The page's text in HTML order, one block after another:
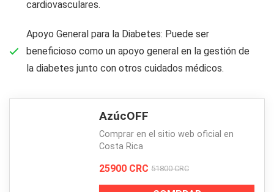
cardiovasculares.
Apoyo General para la Diabetes: Puede ser
beneficioso como un apoyo general en la gestión de
la diabetes junto con otros cuidados médicos.
AzúcOFF
Comprar en el sitio web oficial en
Costa Rica
25900 CRC 51800 CRC